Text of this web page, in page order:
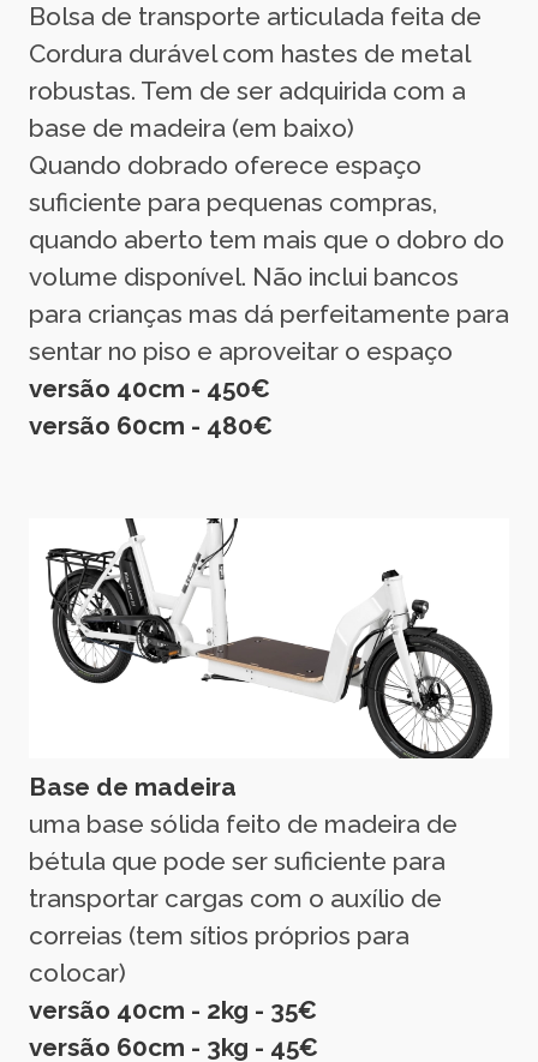
Bolsa de transporte articulada feita de
Cordura durável com hastes de metal
robustas. Tem de ser adquirida com a
base de madeira (em baixo)
Quando dobrado oferece espaço
suficiente para pequenas compras,
quando aberto tem mais que o dobro do
volume disponível. Não inclui bancos
para crianças mas dá perfeitamente para
sentar no piso e aproveitar o espaço
versão 40cm - 450€
versão 60cm - 480€
Base de madeira
uma base sólida feito de madeira de
bétula que pode ser suficiente para
transportar cargas com o auxílio de
correias (tem sítios próprios para
colocar)
versão 40cm - 2kg - 35€
versão 60cm - 3kg - 45€